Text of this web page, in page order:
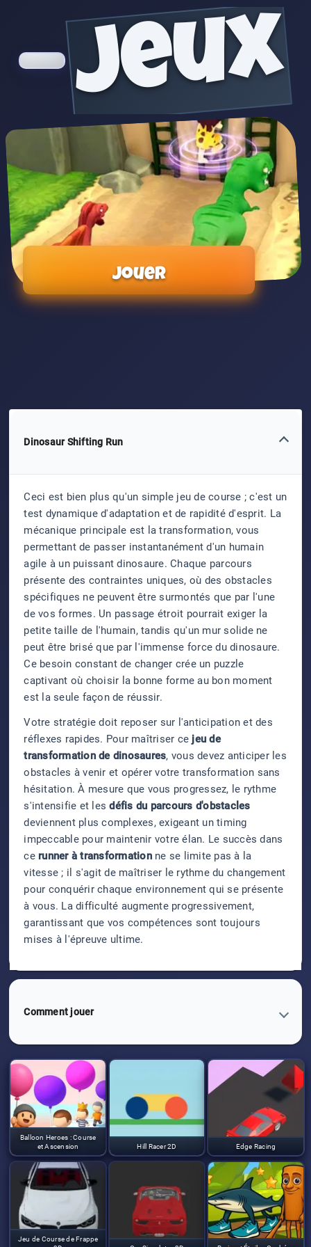
jeux
Jouer
Dinosaur Shifting Run
Ceci est bien plus qu'un simple jeu de course ; c'est un
test dynamique d'adaptation et de rapidité d'esprit. La
mécanique principale est la transformation, vous
permettant de passer instantanément d'un humain
agile à un puissant dinosaure. Chaque parcours
présente des contraintes uniques, où des obstacles
spécifiques ne peuvent être surmontés que par l'une
de vos formes. Un passage étroit pourrait exiger la
petite taille de l'humain, tandis qu'un mur solide ne
peut être brisé que par l'immense force du dinosaure.
Ce besoin constant de changer crée un puzzle
captivant où choisir la bonne forme au bon moment
est la seule façon de réussir.
Votre stratégie doit reposer sur l'anticipation et des
réflexes rapides. Pour maîtriser ce jeu de
transformation de dinosaures, vous devez anticiper les
obstacles à venir et opérer votre transformation sans
hésitation. À mesure que vous progressez, le rythme
s'intensifie et lesdéfis du parcours d'obstacles
deviennent plus complexes, exigeant un timing
impeccable pour maintenir votre élan. Le succès dans
ce runner à transformationne se limite pas à la
vitesse ; il s'agit de maîtriser le rythme du changement
pour conquérir chaque environnement qui se présente
à vous. La difficulté augmente progressivement,
garantissant que vos compétences sont toujours
mises à l'épreuve ultime.
Comment jouer
Balloon Heroes : Course
et Ascension
Hill Racer 2D Edge Racing
Jeu de Course de Frappe